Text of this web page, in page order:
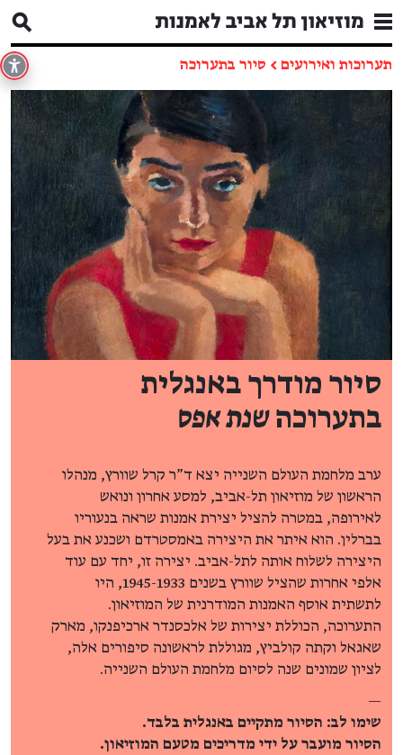
תערוכות ואירועים ← סיור בתערוכה
סיור מודרך באנגלית
בתערוכהשנת אפס
ערב מלחמת העולם השנייה יצא ד"ר קרל שוורץ, מנהלו
הראשון של מוזיאון תל-אביב, למסע אחרון ונואש
לאירופה, במטרה להציל יצירת אמנות שראה בנעוריו
בברלין. הוא איתר את היצירה באמסטרדם ושכנע את בעל
היצירה לשלוח אותה לתל-אביב. יצירה זו, יחד עם עוד
אלפי אחרות שהציל שוורץ בשנים 1945-1933, היו
לתשתית אוסף האמנות המודרנית של המוזיאון.
התערוכה, הכוללת יצירות של אלכסנדר ארכיפנקו, מארק
שאגאל וקתה קולביץ, מגוללת לראשונה סיפורים אלה,
לציון שמונים שנה לסיום מלחמת העולם השנייה.
—
שימו לב: הסיור מתקיים באנגלית בלבד.
הסיור מועבר על ידי מדריכים מטעם המוזיאון.